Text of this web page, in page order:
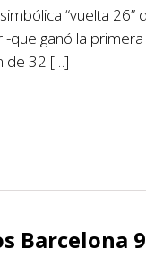
“vuelta
que ganó la
de 32 […]
Barcelona